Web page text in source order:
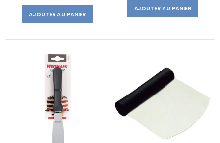
AJOUTER AU PANIER
AJOUTER AU PANIER